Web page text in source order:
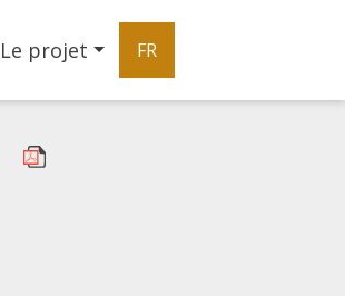
Le projet FR